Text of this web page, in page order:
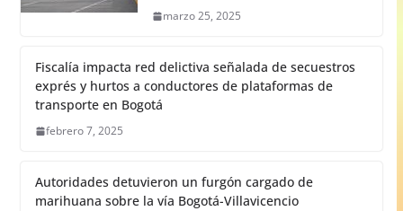
marzo 25, 2025
Fiscalía impacta red delictiva señalada de secuestros
exprés y hurtos a conductores de plataformas de
transporte en Bogotá
febrero 7, 2025
Autoridades detuvieron un furgón cargado de
marihuana sobre la vía Bogotá-Villavicencio